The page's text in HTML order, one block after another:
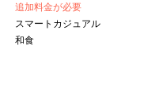
追加料金が必要
スマートカジュアル
和食